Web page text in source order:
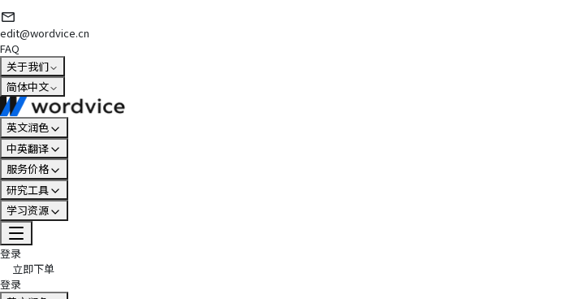
edit@wordvice.cn
FAQ
关于我们
简体中文
英文润色
中英翻译
服务价格
研究工具
学习资源
登录
立即下单
登录